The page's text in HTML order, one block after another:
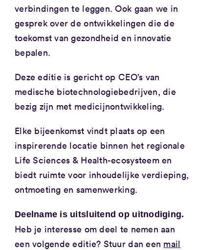
verbindingen te leggen. Ook gaan we in
gesprek over de ontwikkelingen die de
toekomst van gezondheid en innovatie
bepalen.
Deze editie is gericht op CEO’s van
medische biotechnologiebedrijven, die
bezig zijn met medicijnontwikkeling.
Elke bijeenkomst vindt plaats op een
inspirerende locatie binnen het regionale
Life Sciences & Health-ecosysteem en
biedt ruimte voor inhoudelijke verdieping,
ontmoeting en samenwerking.
Deelname is uitsluitend op uitnodiging.
Heb je interesse om deel te nemen aan
een volgende editie? Stuur dan een mail